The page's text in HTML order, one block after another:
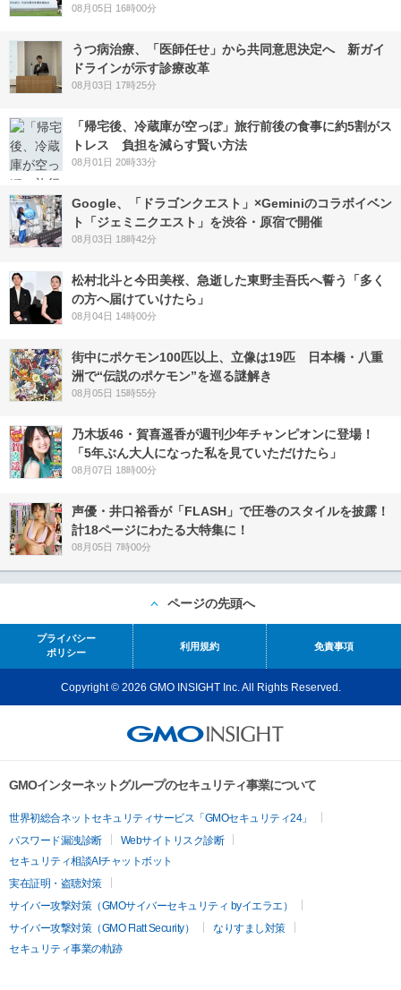
08月05日 16時00分
うつ病治療、「医師任せ」から共同意思決定へ 新ガイ
ドラインが示す診療改革
08月03日 17時25分
「帰宅後、冷蔵庫が空っぽ」旅行前後の食事に約5割がス
トレス 負担を減らす賢い方法
08月01日 20時33分
Google、「ドラゴンクエスト」×Geminiのコラボイベン
ト「ジェミニクエスト」を渋谷・原宿で開催
08月03日 18時42分
松村北斗と今田美桜、急逝した東野圭吾氏へ誓う「多く
の方へ届けていけたら」
08月04日 14時00分
街中にポケモン100匹以上、立像は19匹 日本橋・八重
洲で“伝説のポケモン”を巡る謎解き
08月05日 15時55分
乃木坂46・賀喜遥香が週刊少年チャンピオンに登場！
「5年ぶん大人になった私を見ていただけたら」
08月07日 18時00分
声優・井口裕香が「FLASH」で圧巻のスタイルを披露！
計18ページにわたる大特集に！
08月05日 7時00分
ページの先頭へ
プライバシー
ポリシー
利用規約 免責事項
Copyright © 2026 GMO INSIGHT Inc. All Rights Reserved.
GMOインターネットグループのセキュリティ事業について
世界初総合ネットセキュリティサービス「GMOセキュリティ24」
パスワード漏洩診断
Webサイトリスク診断
セキュリティ相談AIチャットボット
実在証明・盗聴対策
サイバー攻撃対策（GMOサイバーセキュリティ byイエラエ）
サイバー攻撃対策（GMO Flatt Security）
なりすまし対策
セキュリティ事業の軌跡